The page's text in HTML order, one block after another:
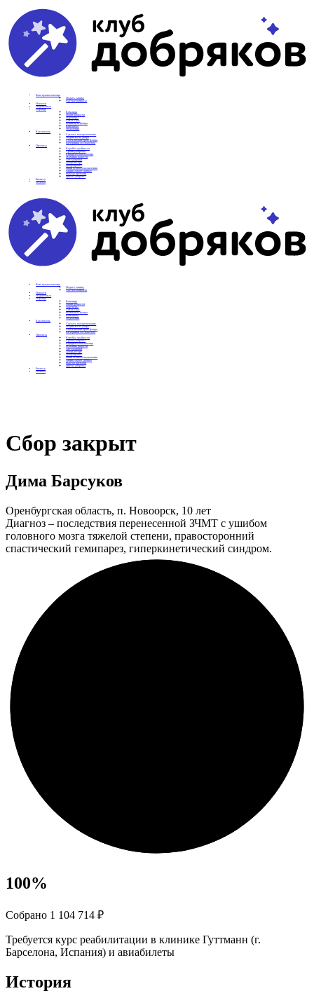
Вам нужна помощь
Подать заявку
Частые вопросы
Новости
Подопечные
О фонде
Команда
Наши ценности
Партнеры
СМИ о нас
Реквизиты фонда
Контакты
Отделения
Как помочь
Сделать пожертвование
Подписка на добро
Стать волонтером фонда
Вечеринки со смыслом
Проекты
Коробка храбрости
Уроки Доброты
Юридическая помощь
Мамины радости
Автодобряки
Добрый торт
Добропробег
Няни особого назначения
Акция «Букет добра»
Фактор времени
Цветы доброты
Бизнесу
Отчеты
Вам нужна помощь
Подать заявку
Частые вопросы
Новости
Подопечные
О фонде
Команда
Наши ценности
Партнеры
СМИ о нас
Реквизиты фонда
Контакты
Отделения
Как помочь
Сделать пожертвование
Подписка на добро
Стать волонтером фонда
Вечеринки со смыслом
Проекты
Коробка храбрости
Уроки Доброты
Юридическая помощь
Мамины радости
Автодобряки
Добрый торт
Добропробег
Няни особого назначения
Акция «Букет добра»
Фактор времени
Цветы доброты
Бизнесу
Отчеты
Сбор закрыт
Дима Барсуков
Оренбургская область, п. Новоорск, 10 лет
Диагноз – последствия перенесенной ЗЧМТ с ушибом
головного мозга тяжелой степени, правосторонний
спастический гемипарез, гиперкинетический синдром.
100%
Собрано 1 104 714 ₽
Требуется курс реабилитации в клинике Гуттманн (г.
Барселона, Испания) и авиабилеты
История